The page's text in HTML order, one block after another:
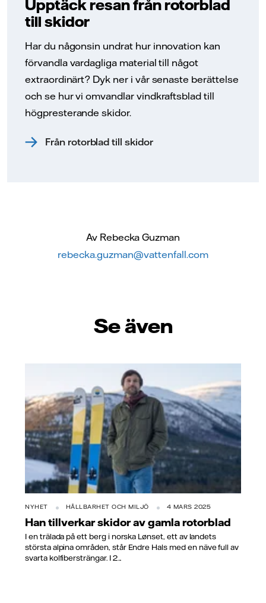
Upptäck resan från rotorblad
till skidor
Har du någonsin undrat hur innovation kan
förvandla vardagliga material till något
extraordinärt? Dyk ner i vår senaste berättelse
och se hur vi omvandlar vindkraftsblad till
högpresterande skidor.
Från rotorblad till skidor
Av Rebecka Guzman
rebecka.guzman@vattenfall.com
Se även
NYHET HÅLLBARHET OCH MILJÖ 4 MARS 2025
Han tillverkar skidor av gamla rotorblad
I en trälada på ett berg i norska Lønset, ett av landets
största alpina områden, står Endre Hals med en näve full av
svarta kolfibersträngar. I 2...